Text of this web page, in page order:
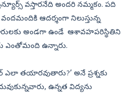
వస్తారనేది అందరి నమ్మకం. పది
ఆదర్శంగా నిలుస్తున్న
అండగా ఉండే ఆశావహపరిస్థితిని
ఎంతోమంది ఉన్నారు.
ఎలా తయారవుతారు?’ అనే ప్రశ్నకు
ఉన్నత విద్యను